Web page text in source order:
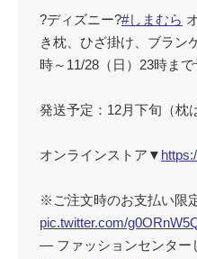
?ディズニー?#しまむら
き枕、ひざ掛け、ブラン
時～11/28（日）23時ま
発送予定：12月下旬（枕
オンラインストア▼
※ご注文時のお支払い限
pic.twitter.com/
— ファッションセンター